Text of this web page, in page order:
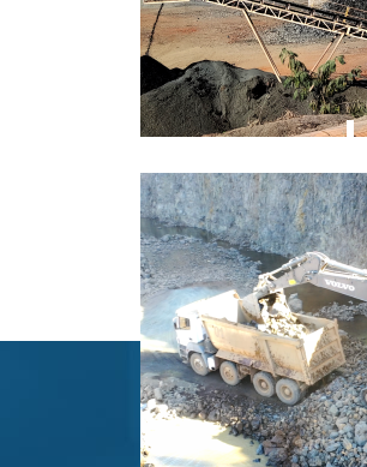
Planta de britagem
estratégica, a
452